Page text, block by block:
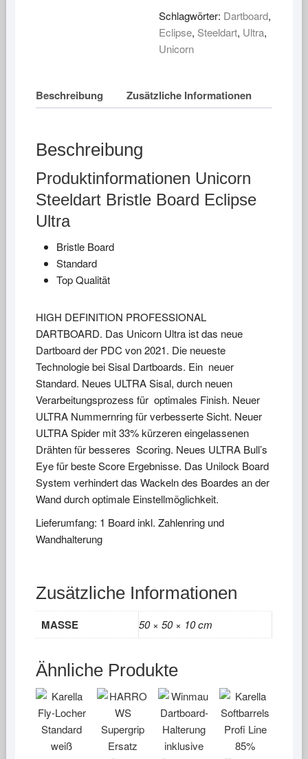
Schlagwörter: Dartboard,
Eclipse, Steeldart, Ultra,
Unicorn
Beschreibung Zusätzliche Informationen
Beschreibung
Produktinformationen Unicorn
Steeldart Bristle Board Eclipse
Ultra
Bristle Board
Standard
Top Qualität
HIGH DEFINITION PROFESSIONAL
DARTBOARD. Das Unicorn Ultra ist das neue
Dartboard der PDC von 2021. Die neueste
Technologie bei Sisal Dartboards. Ein neuer
Standard. Neues ULTRA Sisal, durch neuen
Verarbeitungsprozess für optimales Finish. Neuer
ULTRA Nummernring für verbesserte Sicht. Neuer
ULTRA Spider mit 33% kürzeren eingelassenen
Drähten für besseres Scoring. Neues ULTRA Bull’s
Eye für beste Score Ergebnisse. Das Unilock Board
System verhindert das Wackeln des Boardes an der
Wand durch optimale Einstellmöglichkeit.
Lieferumfang: 1 Board inkl. Zahlenring und
Wandhalterung
Zusätzliche Informationen
MASSE 50 × 50 × 10 cm
Ähnliche Produkte